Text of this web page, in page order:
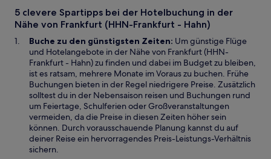
ö
f
n
e
t
e
m
n
e
u
e
n
F
e
n
s
t
e
5 clevere Spartipps bei der Hotelbuchung in der
Nähe von Frankfurt (HHN-Frankfurt - Hahn)
Buche zu den günstigsten Zeiten: Um günstige Flüge
und Hotelangebote in der Nähe von Frankfurt (HHN-
Frankfurt - Hahn) zu finden und dabei im Budget zu bleiben,
ist es ratsam, mehrere Monate im Voraus zu buchen. Frühe
Buchungen bieten in der Regel niedrigere Preise. Zusätzlich
solltest du in der Nebensaison reisen und Buchungen rund
um Feiertage, Schulferien oder Großveranstaltungen
vermeiden, da die Preise in diesen Zeiten höher sein
können. Durch vorausschauende Planung kannst du auf
deiner Reise ein hervorragendes Preis-Leistungs-Verhältnis
sichern.